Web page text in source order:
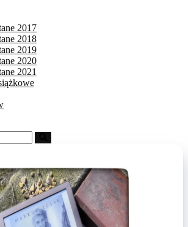
2017
2018
2019
2020
2021